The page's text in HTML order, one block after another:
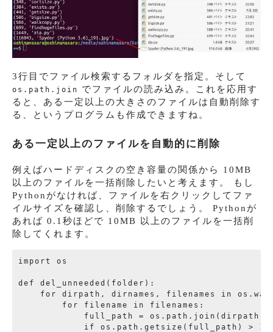
3行目でファイル検索するフォルダを指定。そして
os.path.join
でファイルの読み込み。これを応用す
ると、ある一定以上の大きさのファイルは自動削除す
る、というプログラムも作成できますね。
ある一定以上のファイルを自動的に削除
例えばハードディスクの空き容量の関係から 10MB
以上のファイルを一括削除したいと考えます。 もし
Pythonがなければ、ファイルを右クリックしてファ
イルサイズを確認し、削除するでしょう。 Pythonが
あれば 0.1秒ほどで 10MB 以上のファイルを一括削
除してくれます。
import os
def del_unneeded(folder):
for dirpath, dirnames, filenames in
        for filename in filenames:
full_path = os.path.join(dirpath,
if os.path.getsize(full_path) >